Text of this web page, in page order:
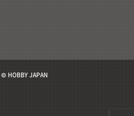
© HOBBY JAPAN